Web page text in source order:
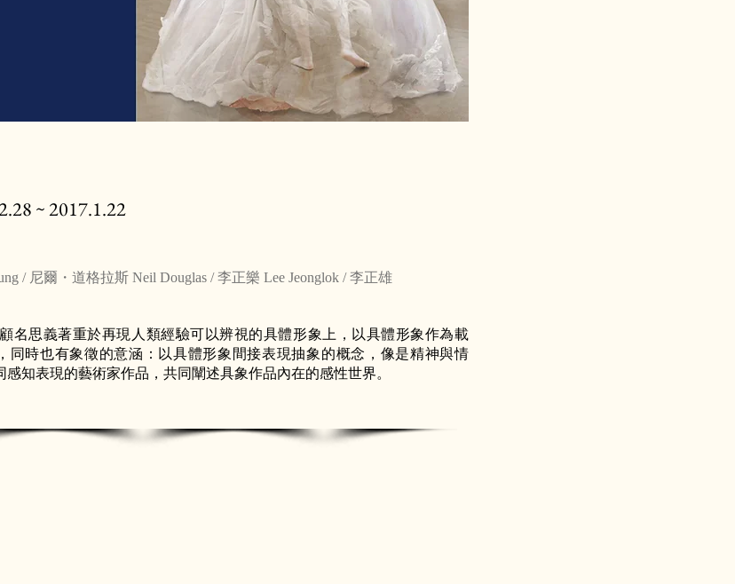
~ 2017.1.22
/ 尼爾・道格拉斯 Neil Douglas / 李正樂 Lee Jeonglok / 李正雄
名思義著重於再現人類經驗可以辨視的具體形象上，以具體形象作為載
同時也有象徵的意涵：以具體形象間接表現抽象的概念，像是精神與情
知表現的藝術家作品，共同闡述具象作品內在的感性世界。